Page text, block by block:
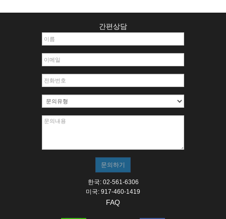
2. 개인정보를 허위로 기재하여 신청할 경우
3. 경쟁 관게에 있는 이용자가 신청할 경우
4. 타인의 서비스 이용을 방해하거나, 정보를 도용한 경우
6. 이용자가 영업활동 또는 부정한 용도로 본 서비스를 이용
7. 회사의 정보를 사전 승낙 없이 전재, 변조, 복사하여 이용
8. 기타 회사가 정한 제반 사항을 위반하며 신청하는 경우
제5조 (서비스의 이용 및 중지)
태, 정전, 서비스 설비의 장애, 서비스 이용의 폭주 등의 정
상적인 서비스가 불가능할 경우 회사는 사전 공지나 예고 없
이 서비스의 전부 또는 일부를 일시적 또는 영구적으로 중지
③ 기타 회사는 서비스를 제공할 수 없는 합당한 사유가 발
간편상담
한국: 02-561-6306
미국: 917-460-1419
FAQ